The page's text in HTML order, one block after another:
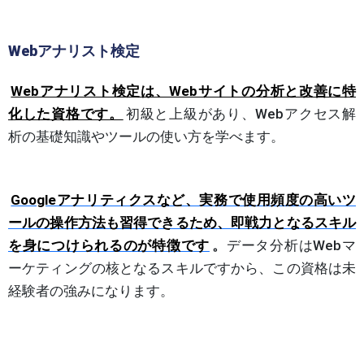
Webアナリスト検定
Webアナリスト検定は、Webサイトの分析と改善に特
化した資格です。
初級と上級があり、Webアクセス解
析の基礎知識やツールの使い方を学べます。
Googleアナリティクスなど、実務で使用頻度の高いツ
ールの操作方法も習得できるため、即戦力となるスキル
を身につけられるのが特徴です 。 データ分析はWebマ
ーケティングの核となるスキルですから、この資格は未
経験者の強みになります。